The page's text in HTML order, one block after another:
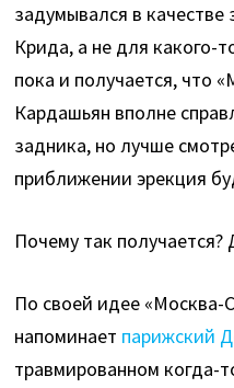
задумывался в
Крида, а не для какого-
пока и получается, что
Кардашьян вполне
задника, но лучше
приближении эрекция
Почему так получается?
По своей идее «Москва-
напоминает парижский
травмированном когда-